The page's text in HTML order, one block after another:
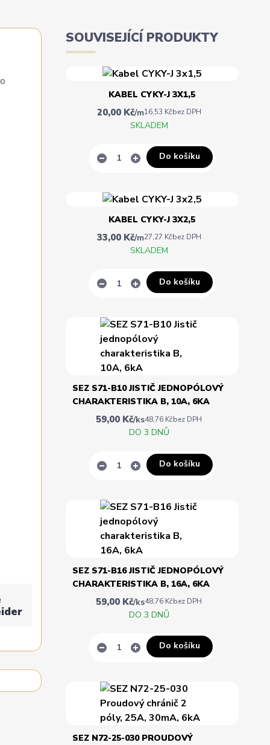
SOUVISEJÍCÍ PRODUKTY
KABEL CYKY-J 3X1,5
20,00 Kč/m16,53 Kčbez DPH
SKLADEM
Do košíku
KABEL CYKY-J 3X2,5
33,00 Kč/m27,27 Kčbez DPH
SKLADEM
Do košíku
SEZ S71-B10 JISTIČ JEDNOPÓLOVÝ
CHARAKTERISTIKA B, 10A, 6KA
59,00 Kč/ks48,76 Kčbez DPH
DO 3 DNŮ
Do košíku
SEZ S71-B16 JISTIČ JEDNOPÓLOVÝ
CHARAKTERISTIKA B, 16A, 6KA
59,00 Kč/ks48,76 Kčbez DPH
DO 3 DNŮ
Do košíku
SEZ N72-25-030 PROUDOVÝ